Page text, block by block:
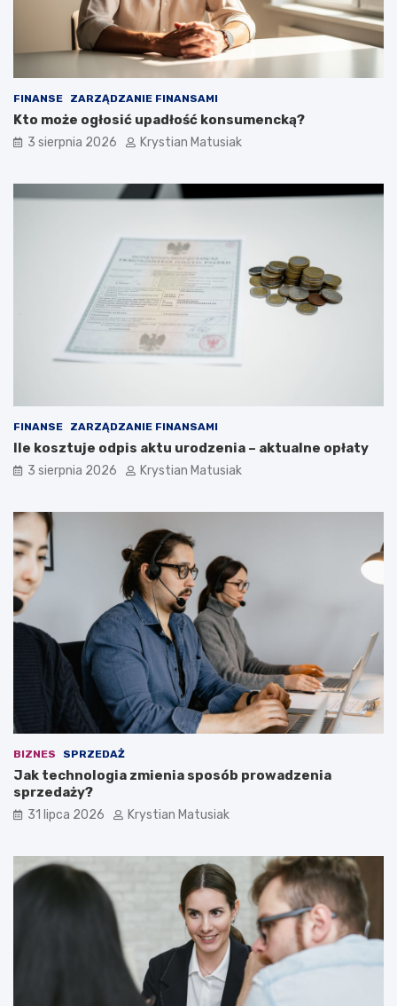
FINANSE ZARZĄDZANIE FINANSAMI
Kto może ogłosić upadłość konsumencką?
3 sierpnia 2026 Krystian Matusiak
FINANSE ZARZĄDZANIE FINANSAMI
Ile kosztuje odpis aktu urodzenia – aktualne opłaty
3 sierpnia 2026 Krystian Matusiak
BIZNES SPRZEDAŻ
Jak technologia zmienia sposób prowadzenia
sprzedaży?
31 lipca 2026 Krystian Matusiak